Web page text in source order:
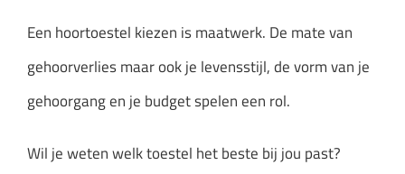
Een hoortoestel kiezen is maatwerk. De mate van
gehoorverlies maar ook je levensstijl, de vorm van je
gehoorgang en je budget spelen een rol.
Wil je weten welk toestel het beste bij jou past?